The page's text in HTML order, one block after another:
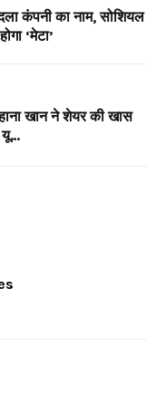
कंपनी का नाम, सोशियल
‘मेटा’
खान ने शेयर की खास
यू…